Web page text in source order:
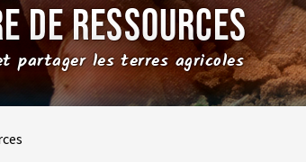
DE RESSOURCES
partager les terres agricoles